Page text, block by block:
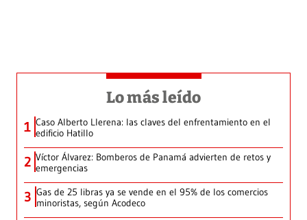
Lo más leído
1 Caso Alberto Llerena: las claves del enfrentamiento en el
edificio Hatillo
2 Víctor Álvarez: Bomberos de Panamá advierten de retos y
emergencias
3 Gas de 25 libras ya se vende en el 95% de los comercios
minoristas, según Acodeco